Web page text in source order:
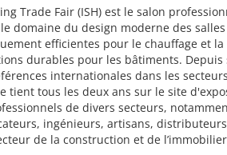
Trade Fair (ISH) est le salon
domaine du design moderne des
efficientes pour le chauffage et la
durables pour les bâtiments. Depuis
internationales dans les
tient tous les deux ans sur le site
de divers secteurs,
ingénieurs, artisans, distributeurs
de la construction et de